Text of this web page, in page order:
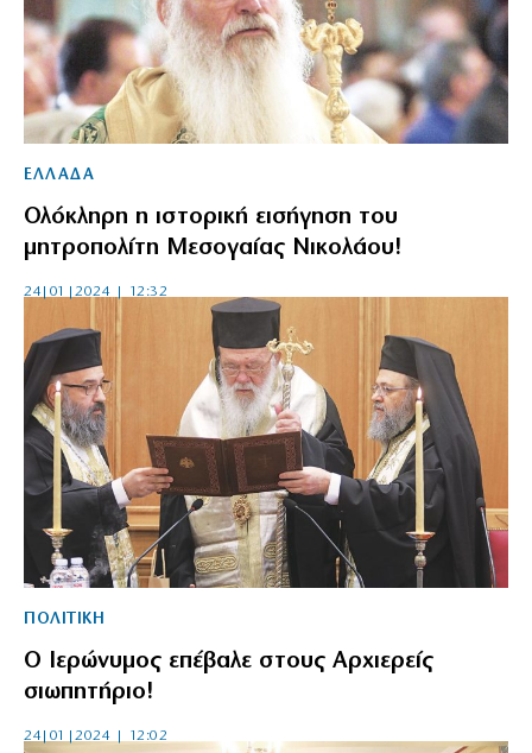
ΕΛΛΑΔΑ
Ολόκληρη η ιστορική εισήγηση του
μητροπολίτη Μεσογαίας Νικολάου!
24|01|2024 | 12:32
ΠΟΛΙΤΙΚΗ
Ο Ιερώνυμος επέβαλε στους Αρχιερείς
σιωπητήριο!
24|01|2024 | 12:02